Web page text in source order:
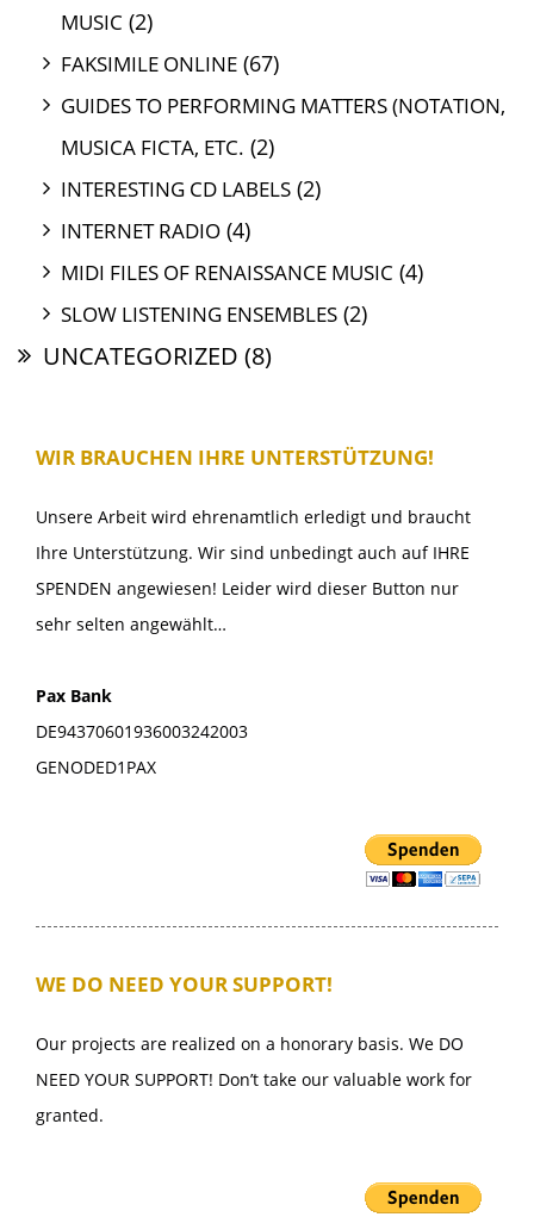
MUSIC (2)
FAKSIMILE ONLINE (67)
GUIDES TO PERFORMING MATTERS (NOTATION,
MUSICA FICTA, ETC. (2)
INTERESTING CD LABELS (2)
INTERNET RADIO (4)
MIDI FILES OF RENAISSANCE MUSIC (4)
SLOW LISTENING ENSEMBLES (2)
UNCATEGORIZED (8)
WIR BRAUCHEN IHRE UNTERSTÜTZUNG!
Unsere Arbeit wird ehrenamtlich erledigt und braucht
Ihre Unterstützung. Wir sind unbedingt auch auf IHRE
SPENDEN angewiesen! Leider wird dieser Button nur
sehr selten angewählt…
Pax Bank
DE94370601936003242003
GENODED1PAX
WE DO NEED YOUR SUPPORT!
Our projects are realized on a honorary basis. We DO
NEED YOUR SUPPORT! Don’t take our valuable work for
granted.